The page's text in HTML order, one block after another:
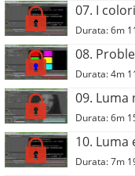
07. I
Durata: 6m
08.
Durata: 4m
09. Luma
Durata: 6m
10. Luma
Durata: 7m